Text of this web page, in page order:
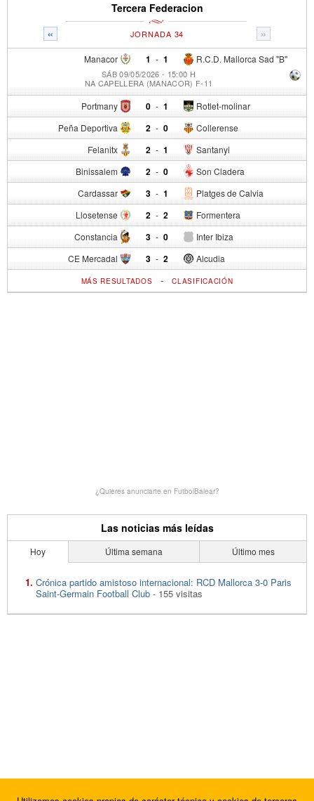
Tercera Federacion
« »
JORNADA 34
Manacor 1 - R.C.D. Mallorca Sad "B"
1
SÁB 09/05/2026 - 15:00 H
NA CAPELLERA (MANACOR) F-11
Portmany 0 - Rotlet-molinar
1
Peña Deportiva 2 - Collerense
0
Felanitx 2 - Santanyi
1
Binissalem 2 - Son Cladera
0
Cardassar 3 - Platges de Calvia
1
Llosetense 2 - Formentera
2
Constancia 3 - Inter Ibiza
0
CE Mercadal 3 - Alcudia
2
MÁS RESULTADOS -CLASIFICACIÓN
¿Quieres anunciarte en FutbolBalear?
Las noticias más leídas
Hoy Última semana Último mes
Crónica partido amistoso internacional: RCD Mallorca 3-0 Paris
Saint-Germain Football Club - 155 visitas